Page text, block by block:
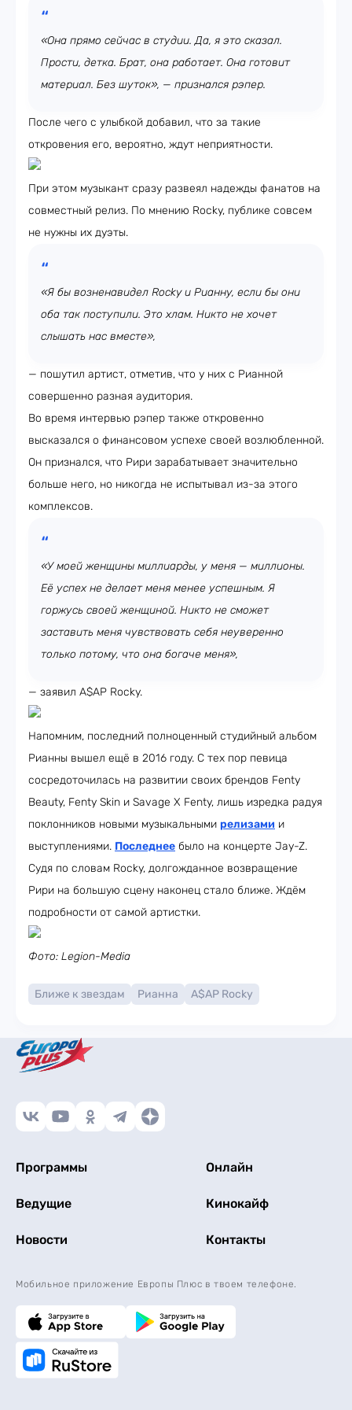
«Она прямо сейчас в студии. Да, я это сказал.
Прости, детка. Брат, она работает. Она готовит
материал. Без шуток», — признался рэпер.
После чего с улыбкой добавил, что за такие
откровения его, вероятно, ждут неприятности.
При этом музыкант сразу развеял надежды фанатов на
совместный релиз. По мнению Rocky, публике совсем
не нужны их дуэты.
«Я бы возненавидел Rocky и Рианну, если бы они
оба так поступили. Это хлам. Никто не хочет
слышать нас вместе»,
— пошутил артист, отметив, что у них с Рианной
совершенно разная аудитория.
Во время интервью рэпер также откровенно
высказался о финансовом успехе своей возлюбленной.
Он признался, что Рири зарабатывает значительно
больше него, но никогда не испытывал из-за этого
комплексов.
«У моей женщины миллиарды, у меня — миллионы.
Её успех не делает меня менее успешным. Я
горжусь своей женщиной. Никто не сможет
заставить меня чувствовать себя неуверенно
только потому, что она богаче меня»,
— заявил A$AP Rocky.
Напомним, последний полноценный студийный альбом
Рианны вышел ещё в 2016 году. С тех пор певица
сосредоточилась на развитии своих брендов Fenty
Beauty, Fenty Skin и Savage X Fenty, лишь изредка радуя
поклонников новыми музыкальными релизами и
выступлениями. Последнее было на концерте Jay-Z.
Судя по словам Rocky, долгожданное возвращение
Рири на большую сцену наконец стало ближе. Ждём
подробности от самой артистки.
Фото: Legion-Media
Ближе к звездам Рианна A$AP Rocky
Программы Онлайн
Ведущие Кинокайф
Новости Контакты
Мобильное приложение Европы Плюс в твоем телефоне.